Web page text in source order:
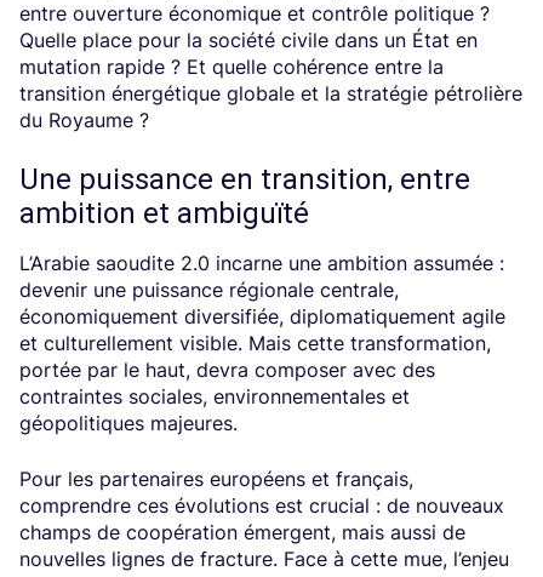
entre ouverture économique et contrôle politique ?
Quelle place pour la société civile dans un État en
mutation rapide ? Et quelle cohérence entre la
transition énergétique globale et la stratégie pétrolière
du Royaume ?
Une puissance en transition, entre
ambition et ambiguïté
L’Arabie saoudite 2.0 incarne une ambition assumée :
devenir une puissance régionale centrale,
économiquement diversifiée, diplomatiquement agile
et culturellement visible. Mais cette transformation,
portée par le haut, devra composer avec des
contraintes sociales, environnementales et
géopolitiques majeures.
Pour les partenaires européens et français,
comprendre ces évolutions est crucial : de nouveaux
champs de coopération émergent, mais aussi de
nouvelles lignes de fracture. Face à cette mue, l’enjeu